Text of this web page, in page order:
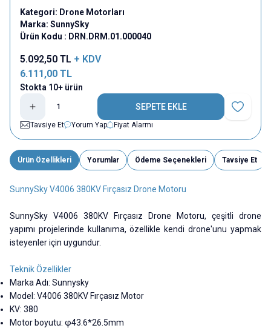
Kategori: Drone Motorları
Marka: SunnySky
Ürün Kodu : DRN.DRM.01.000040
5.092,50 TL + KDV
6.111,00 TL
Stokta 10+ ürün
SEPETE EKLE
Favoriye
Tavsiye Et
Yorum Yap Fiyat Alarmı
Ürün Özellikleri Yorumlar Ödeme Seçenekleri Tavsiye Et
SunnySky V4006 380KV Fırçasız Drone Motoru
SunnySky V4006 380KV Fırçasız Drone Motoru, çeşitli drone
yapımı projelerinde kullanıma, özellikle kendi drone'unu yapmak
isteyenler için uygundur.
Teknik Özellikler
Marka Adı: Sunnysky
Model: V4006 380KV Fırçasız Motor
KV: 380
Motor boyutu: φ43.6*26.5mm